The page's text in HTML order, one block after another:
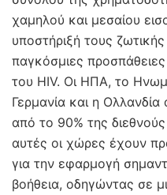
χαμηλού και μεσαίου
υποστήριξή τους ζωτικής
παγκόσμιες
του HIV. Οι ΗΠΑ, το
Γερμανία και η
από το 90% της
αυτές οι χώρες έχουν
για την εφαρμογή
βοήθεια, οδηγώντας σε